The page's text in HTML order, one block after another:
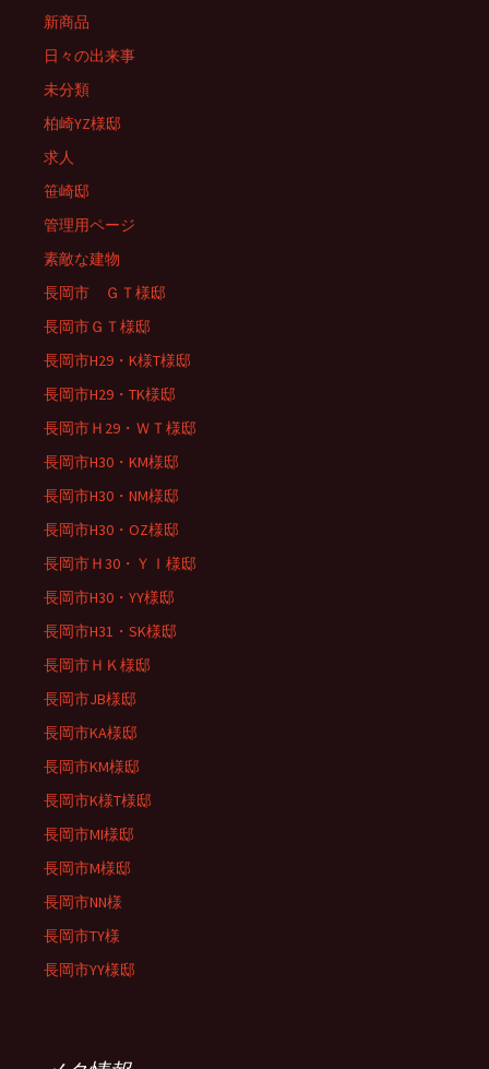
新商品
日々の出来事
未分類
柏崎YZ様邸
求人
笹崎邸
管理用ページ
素敵な建物
長岡市 ＧＴ様邸
長岡市ＧＴ様邸
長岡市H29・K様T様邸
長岡市H29・TK様邸
長岡市Ｈ29・ＷＴ様邸
長岡市H30・KM様邸
長岡市H30・NM様邸
長岡市H30・OZ様邸
長岡市Ｈ30・ＹＩ様邸
長岡市H30・YY様邸
長岡市H31・SK様邸
長岡市ＨＫ様邸
長岡市JB様邸
長岡市KA様邸
長岡市KM様邸
長岡市K様T様邸
長岡市MI様邸
長岡市M様邸
長岡市NN様
長岡市TY様
長岡市YY様邸